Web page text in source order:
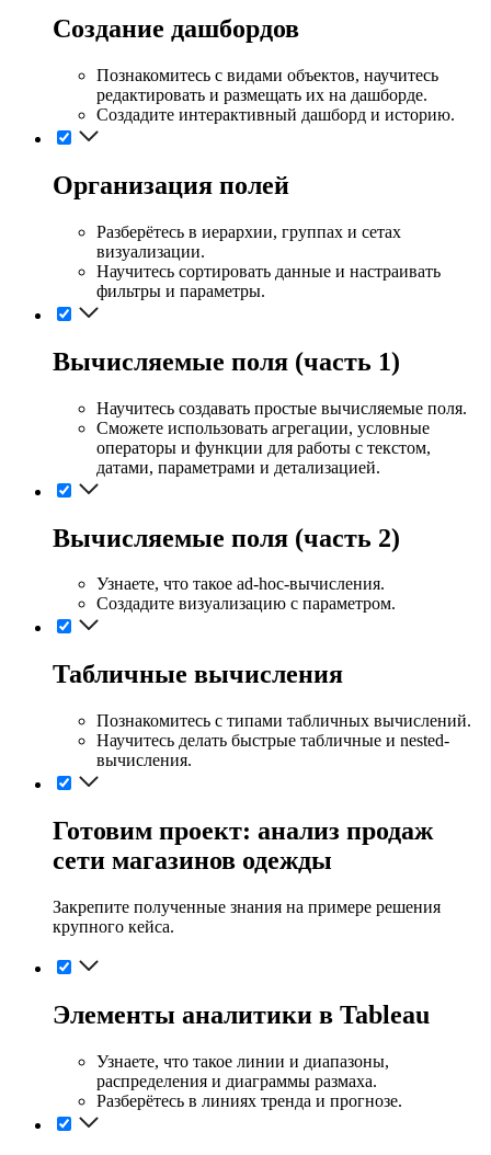
Создание дашбордов
Познакомитесь с видами объектов, научитесь
редактировать и размещать их на дашборде.
Создадите интерактивный дашборд и историю.
Организация полей
Разберётесь в иерархии, группах и сетах
визуализации.
Научитесь сортировать данные и настраивать
фильтры и параметры.
Вычисляемые поля (часть 1)
Научитесь создавать простые вычисляемые поля.
Сможете использовать агрегации, условные
операторы и функции для работы с текстом,
датами, параметрами и детализацией.
Вычисляемые поля (часть 2)
Узнаете, что такое ad-hoc-вычисления.
Создадите визуализацию с параметром.
Табличные вычисления
Познакомитесь с типами табличных вычислений.
Научитесь делать быстрые табличные и nested-
вычисления.
Готовим проект: анализ продаж
сети магазинов одежды
Закрепите полученные знания на примере решения
крупного кейса.
Элементы аналитики в Tableau
Узнаете, что такое линии и диапазоны,
распределения и диаграммы размаха.
Разберётесь в линиях тренда и прогнозе.